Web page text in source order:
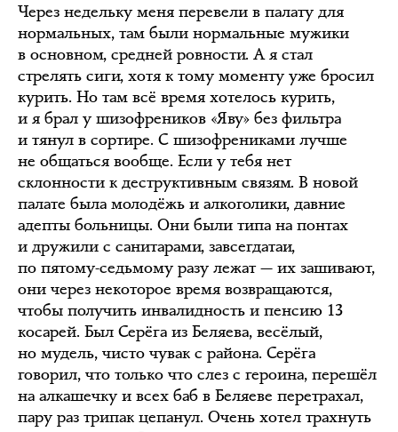
Через недельку меня перевели в палату для
нормальных, там были нормальные мужики
в основном, средней ровности. А я стал
стрелять сиги, хотя к тому моменту уже бросил
курить. Но там всё время хотелось курить,
и я брал у шизофреников «Яву» без фильтра
и тянул в сортире. С шизофрениками лучше
не общаться вообще. Если у тебя нет
склонности к деструктивным связям. В новой
палате была молодёжь и алкоголики, давние
адепты больницы. Они были типа на понтах
и дружили с санитарами, завсегдатаи,
по пятому-седьмому разу лежат — их зашивают,
они через некоторое время возвращаются,
чтобы получить инвалидность и пенсию 13
косарей. Был Серёга из Беляева, весёлый,
но мудель, чисто чувак с района. Серёга
говорил, что только что слез с героина, перешёл
на алкашечку и всех баб в Беляеве перетрахал,
пару раз трипак цепанул. Очень хотел трахнуть